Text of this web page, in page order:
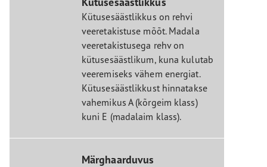
Kütusesäästlikkus on rehvi
veeretakistuse mõõt. Madala
veeretakistusega rehv on
kütusesäästlikum, kuna kulutab
veeremiseks vähem energiat.
Kütusesäästlikkust hinnatakse
vahemikus A (kõrgeim klass)
kuni E (madalaim klass).
Märghaarduvus